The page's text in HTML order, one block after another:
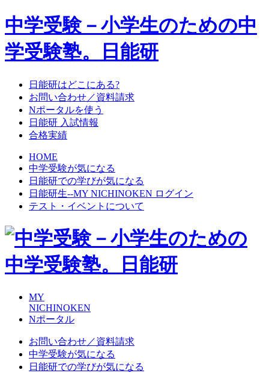
中学受験－小学生のための中
学受験塾。日能研
日能研はどこにある?
お問い合わせ／資料請求
Nポータルを使う
日能研 入試情報
合格実績
HOME
中学受験が気になる
日能研での学びが気になる
日能研生--MY NICHINOKEN ログイン
テスト・イベントについて
MY
NICHINOKEN
Nポータル
お問い合わせ／資料請求
中学受験が気になる
日能研での学びが気になる